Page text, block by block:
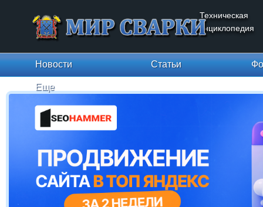
Техническая
энциклопедия
Новости Статьи
Еще